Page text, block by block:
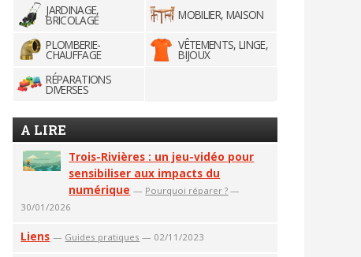
JARDINAGE,
BRICOLAGE
MOBILIER, MAISON
PLOMBERIE-
CHAUFFAGE
VÊTEMENTS, LINGE,
BIJOUX
RÉPARATIONS
DIVERSES
A LIRE
Trois-Rivières : un jeu-vidéo pour
sensibiliser aux impacts du
numérique — Pourquoi réparer ? —
30/01/2026
Liens — Guides pratiques — 02/11/2023